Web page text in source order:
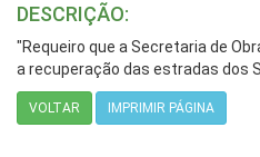
DESCRIÇÃO:
"Requeiro que a Secretaria de
a recuperação das estradas dos
VOLTAR IMPRIMIR PÁGINA